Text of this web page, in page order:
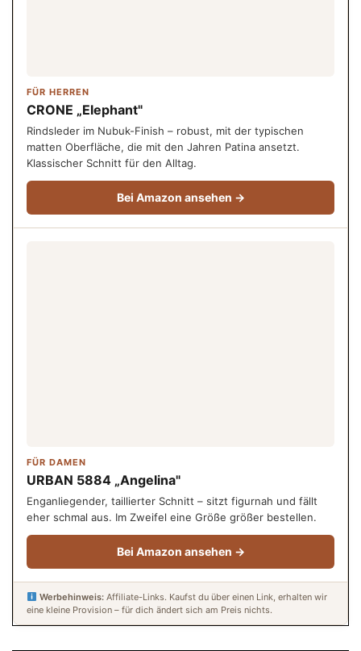
FÜR HERREN
CRONE „Elephant"
Rindsleder im Nubuk-Finish – robust, mit der typischen
matten Oberfläche, die mit den Jahren Patina ansetzt.
Klassischer Schnitt für den Alltag.
Bei Amazon ansehen →
FÜR DAMEN
URBAN 5884 „Angelina"
Enganliegender, taillierter Schnitt – sitzt figurnah und fällt
eher schmal aus. Im Zweifel eine Größe größer bestellen.
Bei Amazon ansehen →
Werbehinweis:Affiliate-Links. Kaufst du über einen Link, erhalten wir
eine kleine Provision – für dich ändert sich am Preis nichts.